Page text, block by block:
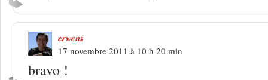
erwens
17 novembre 2011 à 10 h 20 min
bravo !